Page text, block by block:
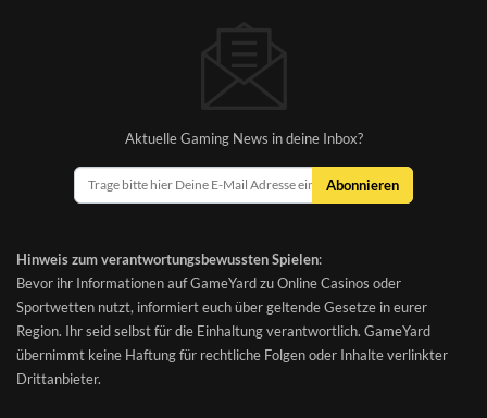
Aktuelle Gaming News in deine Inbox?
Abonnieren
Hinweis zum verantwortungsbewussten Spielen:
Bevor ihr Informationen auf GameYard zu Online Casinos oder
Sportwetten nutzt, informiert euch über geltende Gesetze in eurer
Region. Ihr seid selbst für die Einhaltung verantwortlich. GameYard
übernimmt keine Haftung für rechtliche Folgen oder Inhalte verlinkter
Drittanbieter.